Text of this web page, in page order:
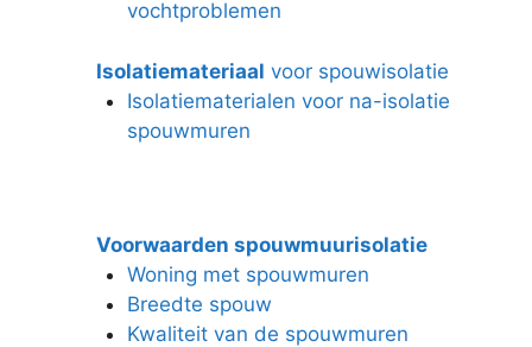
vochtproblemen
Isolatiemateriaal voor spouwisolatie
Isolatiematerialen voor na-isolatie
spouwmuren
Voorwaarden spouwmuurisolatie
Woning met spouwmuren
Breedte spouw
Kwaliteit van de spouwmuren